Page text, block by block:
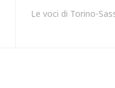
Le voci di Torino-